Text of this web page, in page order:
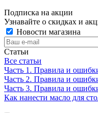
Подписка на акции
Узнавайте о скидках и
Новости магазина
Статьи
Все статьи
Часть 1. Правила и
Часть 2. Правила и
Часть 3. Правила и
Как нанести масло для